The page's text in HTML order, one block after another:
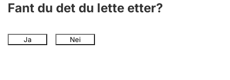
Fant du det du lette etter?
Ja Nei